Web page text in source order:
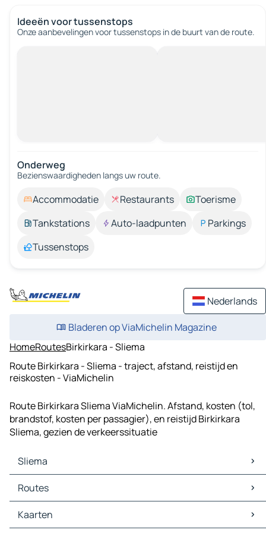
Ideeën voor tussenstops
Onze aanbevelingen voor tussenstops in de buurt van de route.
Onderweg
Bezienswaardigheden langs uw route.
Accommodatie Restaurants
Toerisme
Tankstations
Auto-laadpunten
Parkings
Tussenstops
Nederlands
Bladeren op ViaMichelin Magazine
HomeRoutesBirkirkara - Sliema
Route Birkirkara - Sliema - traject, afstand, reistijd en
reiskosten - ViaMichelin
Route Birkirkara Sliema ViaMichelin. Afstand, kosten (tol,
brandstof, kosten per passagier), en reistijd Birkirkara
Sliema, gezien de verkeerssituatie
Sliema
Sliema Kaarten
Sliema Verkeer
Sliema Hotels
Sliema Restaurants
Routes
Routes Sliema - Valletta
Routes Sliema - Raħal Ġdid
Kaarten